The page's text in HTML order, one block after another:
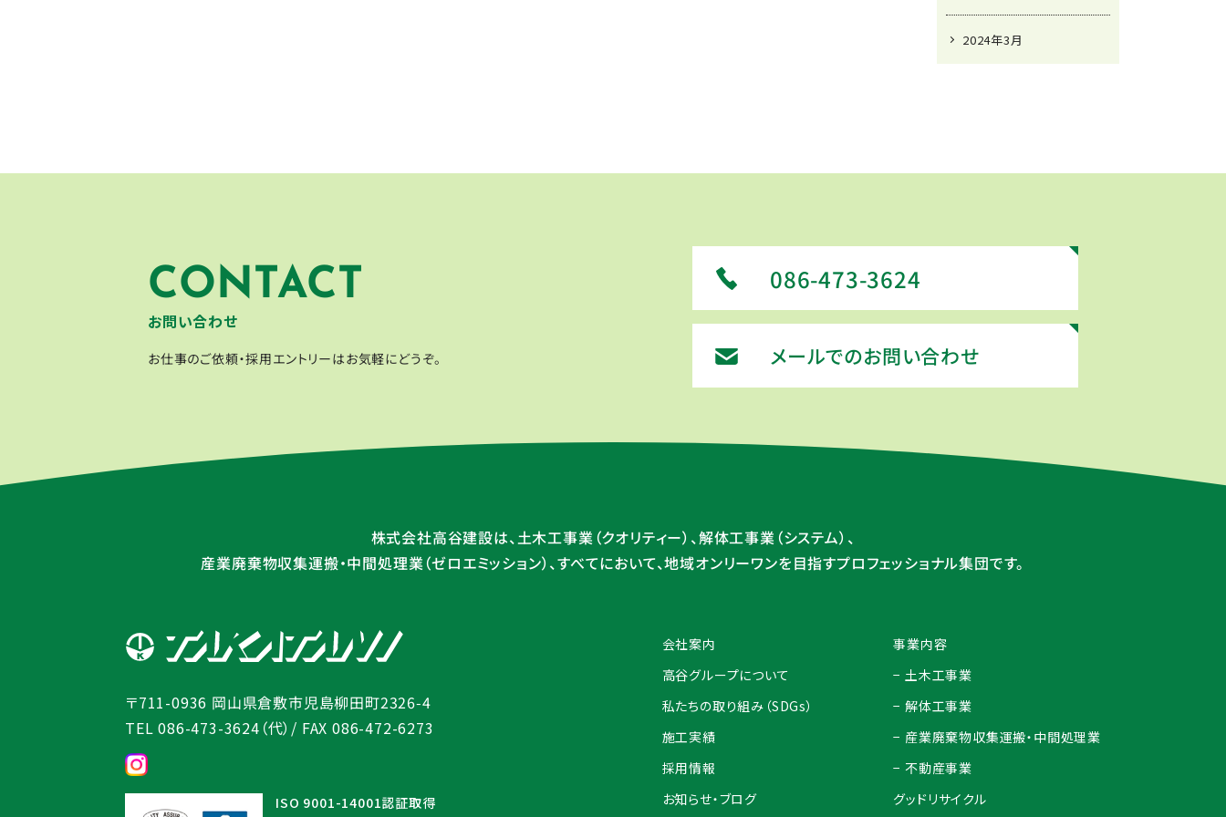
2024年3月
CONTACT
お問い合わせ
お仕事のご依頼・採用エントリーはお気軽にどうぞ。
086-473-3624
メールでのお問い合わせ
株式会社高谷建設は、土木工事業（クオリティー）、解体工事業（システム）、
産業廃棄物収集運搬・中間処理業（ゼロエミッション）、すべてにおいて、地域オンリーワンを目指すプロフェッショナル集団です。
〒711-0936 岡山県倉敷市児島柳田町2326-4
TEL 086-473-3624（代） / FAX 086-472-6273
ISO 9001-14001認証取得
会社案内
高谷グループについて
私たちの取り組み（SDGs）
施工実績
採用情報
お知らせ・ブログ
事業内容
− 土木工事業
− 解体工事業
− 産業廃棄物収集運搬・中間処理業
− 不動産事業
グッドリサイクル